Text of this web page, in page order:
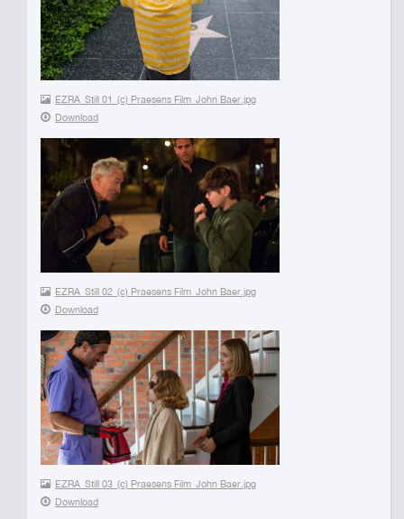
EZRA_Still 01_(c) Praesens Film_John Baer.jpg
Download
EZRA_Still 02_(c) Praesens Film_John Baer.jpg
Download
EZRA_Still 03_(c) Praesens Film_John Baer.jpg
Download